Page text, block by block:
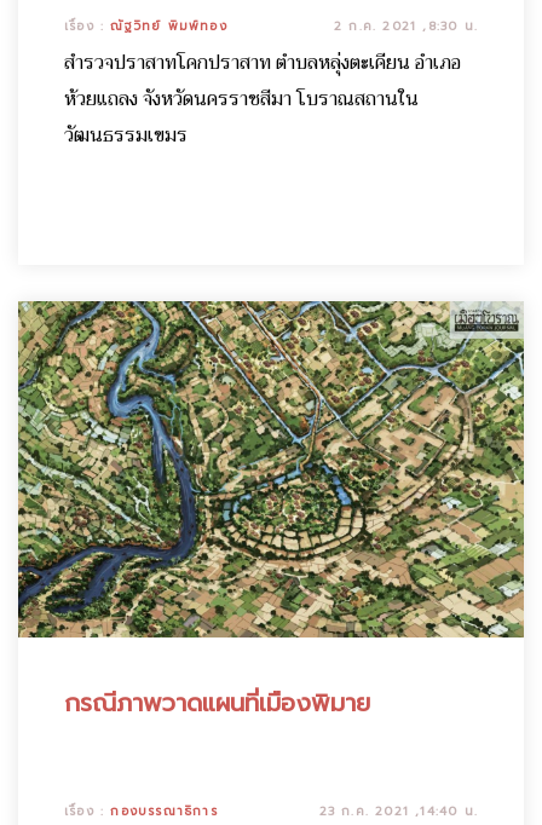
เรื่อง :ณัฐวิทย์ พิมพ์ทอง 2 ก.ค. 2021 ,8:30 น.
สำรวจปราสาทโคกปราสาท ตำบลหลุ่งตะเคียน อำเภอ
ห้วยแถลง จังหวัดนครราชสีมา โบราณสถานใน
วัฒนธรรมเขมร
กรณีภาพวาดแผนที่เมืองพิมาย
เรื่อง :กองบรรณาธิการ 23 ก.ค. 2021 ,14:40 น.